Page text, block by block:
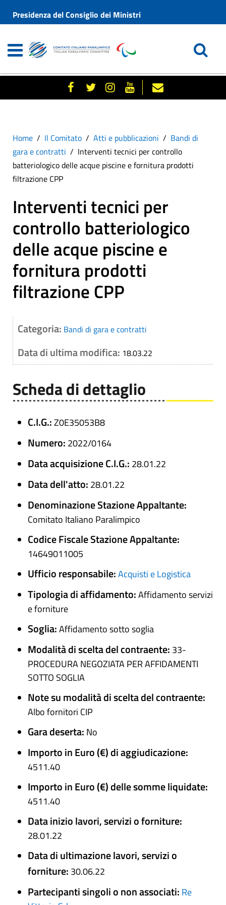
Presidenza del Consiglio dei Ministri
Home Il Comitato Atti e pubblicazioni
Bandi di
gara e contratti
Interventi tecnici per controllo
batteriologico delle acque piscine e fornitura prodotti
filtrazione CPP
Interventi tecnici per
controllo batteriologico
delle acque piscine e
fornitura prodotti
filtrazione CPP
Categoria: Bandi di gara e contratti
Data di ultima modifica: 18.03.22
Scheda di dettaglio
C.I.G.:Z0E35053B8
Numero: 2022/0164
Data acquisizione C.I.G.: 28.01.22
Data dell'atto: 28.01.22
Denominazione Stazione Appaltante:
Comitato Italiano Paralimpico
Codice Fiscale Stazione Appaltante:
14649011005
Ufficio responsabile:Acquisti e Logistica
Tipologia di affidamento:Affidamento servizi
e forniture
Soglia:Affidamento sotto soglia
Modalità di scelta del contraente: 33-
PROCEDURA NEGOZIATA PER AFFIDAMENTI
SOTTO SOGLIA
Note su modalità di scelta del contraente:
Albo fornitori CIP
Gara deserta: No
Importo in Euro (€) di aggiudicazione:
4511.40
Importo in Euro (€) delle somme liquidate:
4511.40
Data inizio lavori, servizi o forniture:
28.01.22
Data di ultimazione lavori, servizi o
forniture: 30.06.22
Partecipanti singoli o non associati: Re